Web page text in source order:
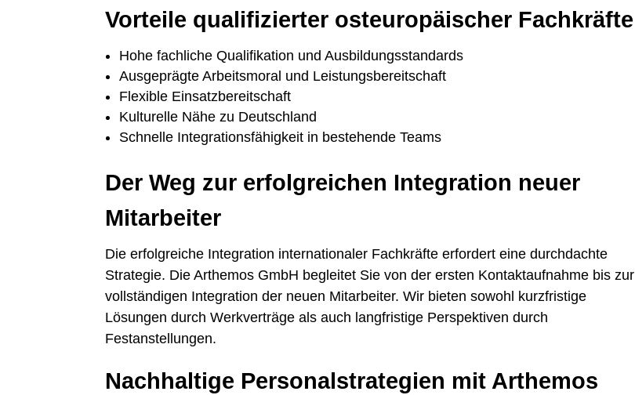
Vorteile qualifizierter osteuropäischer Fachkräfte
Hohe fachliche Qualifikation und Ausbildungsstandards
Ausgeprägte Arbeitsmoral und Leistungsbereitschaft
Flexible Einsatzbereitschaft
Kulturelle Nähe zu Deutschland
Schnelle Integrationsfähigkeit in bestehende Teams
Der Weg zur erfolgreichen Integration neuer
Mitarbeiter
Die erfolgreiche Integration internationaler Fachkräfte erfordert eine durchdachte
Strategie. Die Arthemos GmbH begleitet Sie von der ersten Kontaktaufnahme bis zur
vollständigen Integration der neuen Mitarbeiter. Wir bieten sowohl kurzfristige
Lösungen durch Werkverträge als auch langfristige Perspektiven durch
Festanstellungen.
Nachhaltige Personalstrategien mit Arthemos